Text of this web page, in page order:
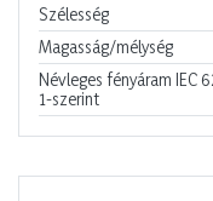
Szélesség
Magasság/mélység
Névleges fényáram IEC
1-szerint